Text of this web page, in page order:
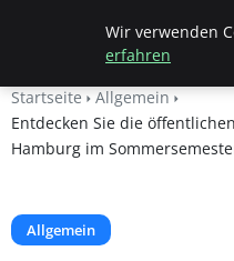
Beyond Surface
Startseite
Allgemein
Entdecken Sie die
Hamburg im
Allgemein
Wir verwenden
erfahren